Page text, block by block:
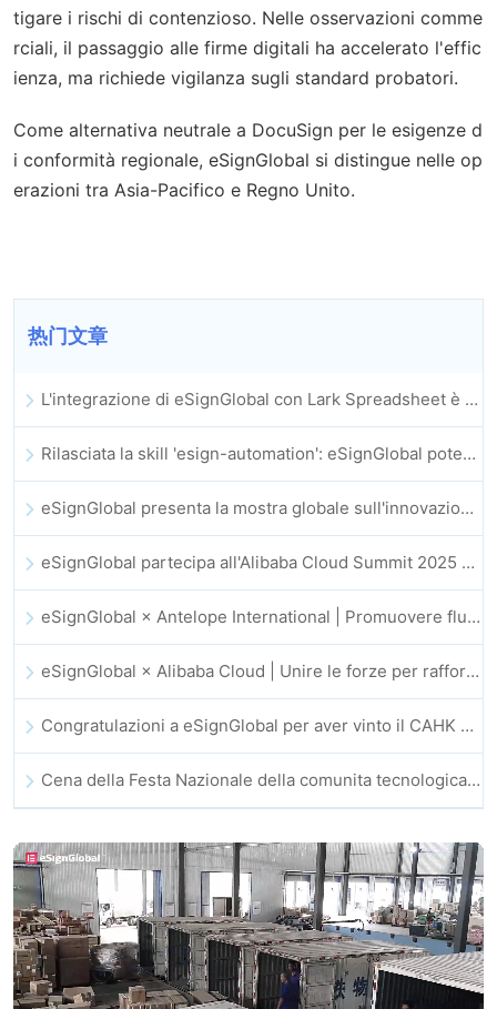
tigare i rischi di contenzioso. Nelle osservazioni comme
rciali, il passaggio alle firme digitali ha accelerato l'effic
ienza, ma richiede vigilanza sugli standard probatori.
Come alternativa neutrale a DocuSign per le esigenze d
i conformità regionale, eSignGlobal si distingue nelle op
erazioni tra Asia-Pacifico e Regno Unito.
热门文章
L'integrazione di eSignGlobal con Lark Spreadsheet è ufficialmente online: firma e archiviazione automatica completa dei contratti elettronici
Rilasciata la skill 'esign-automation': eSignGlobal potenzia OpenClaw con firme elettroniche automatizzate
eSignGlobal presenta la mostra globale sull'innovazione GIS 2025
eSignGlobal partecipa all'Alibaba Cloud Summit 2025 di Hong Kong, promuovendo l'innovazione cloud guidata dall'IA e la fiducia digitale
eSignGlobal × Antelope International | Promuovere flussi di lavoro digitali sicuri e guidati dall’IA
eSignGlobal × Alibaba Cloud | Unire le forze per rafforzare la fiducia digitale globale nel fintech
Congratulazioni a eSignGlobal per aver vinto il CAHK STAR Award 2025!
Cena della Festa Nazionale della comunita tecnologica e dell’innovazione di Hong Kong